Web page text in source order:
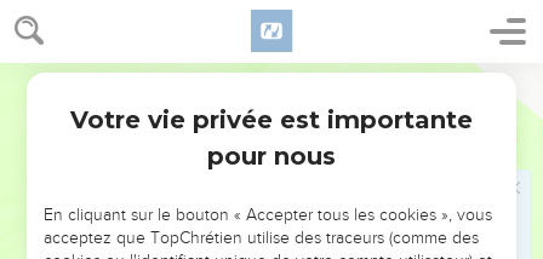
1 Samuel 5
peser lourdement sa main sur nous et sur Dagon, notre
dieu. »
rassemblèrent chez eux et demandèrent : « Que pouvons-
nous faire de l'arche du Dieu d'Israël ? » Les princes
répondirent : « Qu'on la transporte à Gath. » Et l'on transporta
là-bas l'arche du Dieu d'Israël.
Mais une fois qu'on l'y eut transportée, la main de l'Eternel
Votre vie privée est importante
pour nous
En cliquant sur le bouton « Accepter tous les cookies », vous
acceptez que TopChrétien utilise des traceurs (comme des